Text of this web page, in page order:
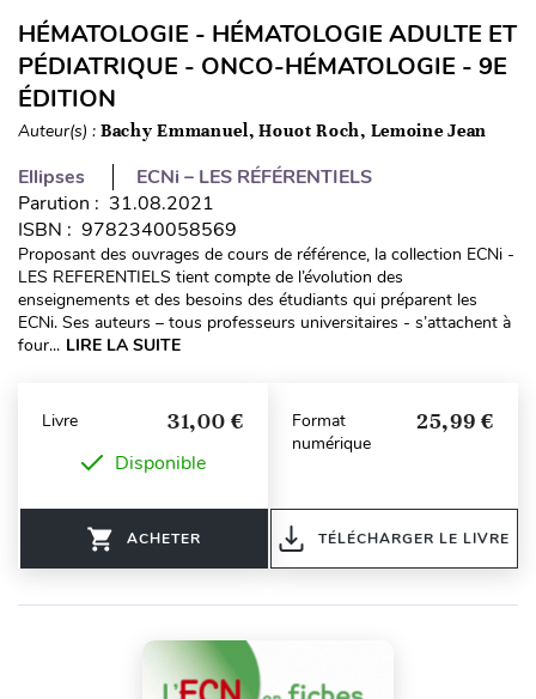
HÉMATOLOGIE - HÉMATOLOGIE ADULTE ET
PÉDIATRIQUE - ONCO-HÉMATOLOGIE - 9E
ÉDITION
Auteur(s) : Bachy Emmanuel, Houot Roch, Lemoine Jean
Ellipses
ECNi – LES RÉFÉRENTIELS
Parution : 31.08.2021
ISBN : 9782340058569
Proposant des ouvrages de cours de référence, la collection ECNi -
LES REFERENTIELS tient compte de l’évolution des
enseignements et des besoins des étudiants qui préparent les
ECNi. Ses auteurs – tous professeurs universitaires - s’attachent à
four... LIRE LA SUITE
Livre 31,00 €
Disponible
ACHETER
Format
numérique
25,99 €
TÉLÉCHARGER LE LIVRE